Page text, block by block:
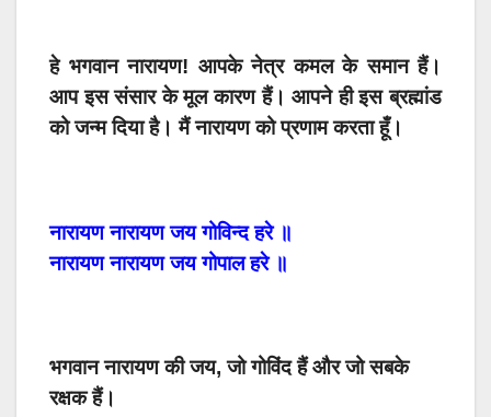
हे भगवान नारायण! आपके नेत्र कमल के समान हैं।
आप इस संसार के मूल कारण हैं। आपनेहीइस ब्रह्मांड
को जन्म दिया है। मैं नारायण को प्रणाम करता हूँ।
नारायण नारायण जय गोविन्द हरे ॥
नारायण नारायण जय गोपाल हरे ॥
भगवान नारायण की जय, जो गोविंद हैं और जो सबके
रक्षक हैं।